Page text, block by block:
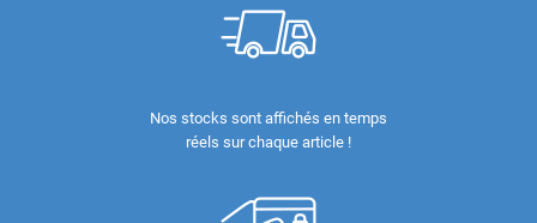
Nos stocks sont affichés en temps
réels sur chaque article !